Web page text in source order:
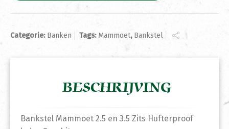
Categorie: Banken Tags: Mammoet, Bankstel
BESCHRIJVING
Bankstel Mammoet 2.5 en 3.5 Zits Hufterproof